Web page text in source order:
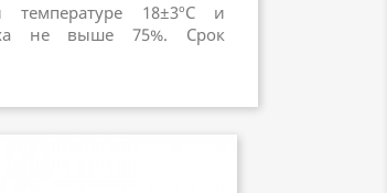
18±3ºC и
не выше 75%. Срок